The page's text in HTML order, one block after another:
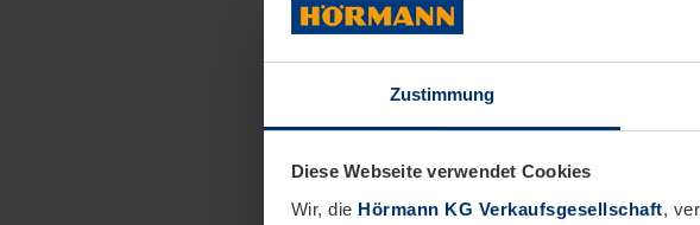
Zustimmung
Diese Webseite verwendet Cookies
Wir, die Hörmann KG Verkaufsgesellschaft,